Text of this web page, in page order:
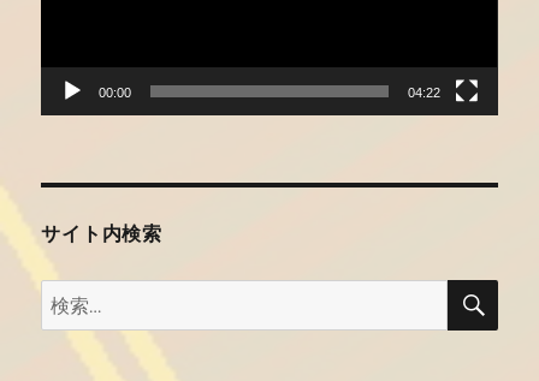
00:00 04:22
サイト内検索
検
索:
検